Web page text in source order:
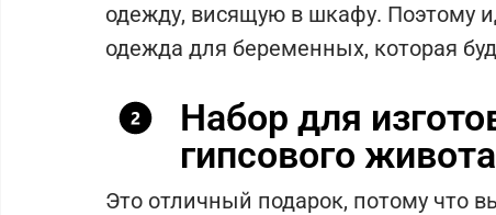
одежду, висящую в шкафу. Поэтому
одежда для беременных, которая
Набор для
гипсового живота
Это отличный подарок, потому что